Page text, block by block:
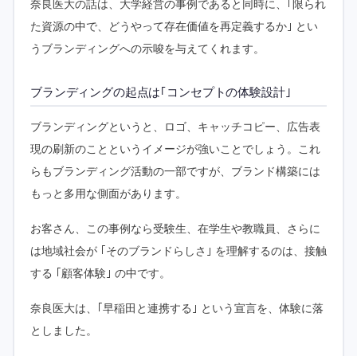
奈良医大の話は、大学経営の事例であると同時に、｢限られ
た資源の中で、どうやって存在価値を再定義するか｣ とい
うブランディングへの示唆を与えてくれます。
ブランディングの起点は｢コンセプトの体験設計｣
ブランディングというと、ロゴ、キャッチコピー、広告表
現の刷新のことというイメージが強いことでしょう。これ
らもブランディング活動の一部ですが、ブランド構築には
もっと多用な側面があります。
お客さん、この事例なら受験生、在学生や教職員、さらに
は地域社会が ｢そのブランドらしさ｣ を理解するのは、接触
する ｢顧客体験｣ の中です。
奈良医大は、｢早稲田と連携する｣ という宣言を、体験に落
としました。